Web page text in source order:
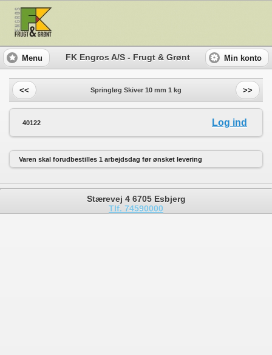
Menu FK Engros A/S - Frugt & Grønt Min konto
<< Springløg Skiver 10 mm 1 kg >>
40122 Log ind
Varen skal forudbestilles 1 arbejdsdag før ønsket levering
Stærevej 4 6705 Esbjerg
Tlf. 74590000